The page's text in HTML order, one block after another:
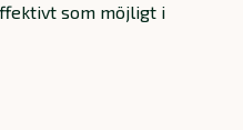
som möjligt i